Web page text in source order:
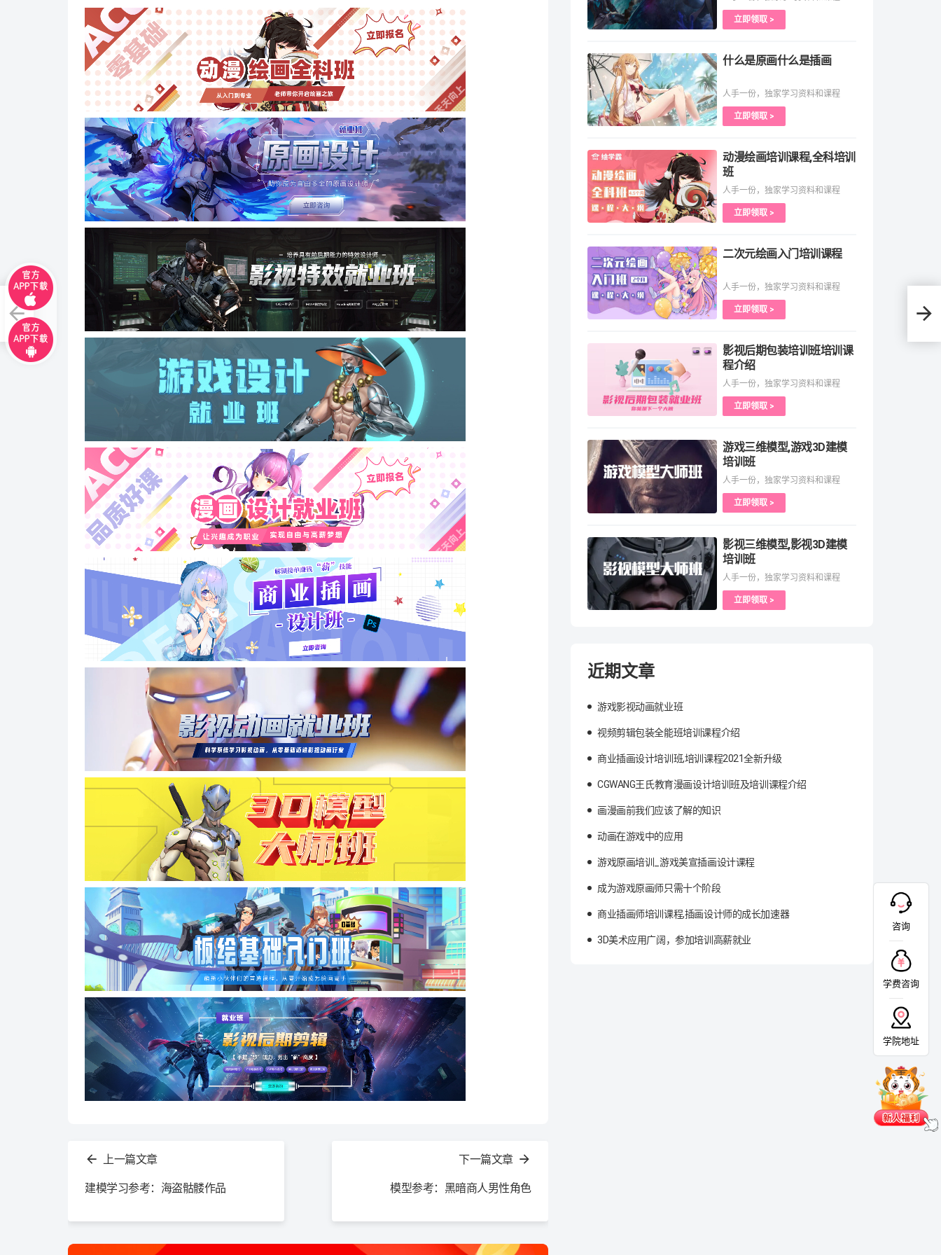
上一篇文章
建模学习参考：海盗骷髅作品
下一篇文章
模型参考：黑暗商人男性角色
模型
立即领取 >
什么是原画什么是插画
人手一份，独家学习资料和课程
立即领取 >
动漫绘画培训课程,全科培训
班
人手一份，独家学习资料和课程
立即领取 >
二次元绘画入门培训课程
人手一份，独家学习资料和课程
立即领取 >
影视后期包装培训班培训课
程介绍
人手一份，独家学习资料和课程
立即领取 >
游戏三维模型,游戏3D建模
培训班
人手一份，独家学习资料和课程
立即领取 >
影视三维模型,影视3D建模
培训班
人手一份，独家学习资料和课程
立即领取 >
近期文章
游戏影视动画就业班
视频剪辑包装全能班培训课程介绍
商业插画设计培训班,培训课程2021全新升级
CGWANG王氏教育漫画设计培训班及培训课程介绍
画漫画前我们应该了解的知识
动画在游戏中的应用
游戏原画培训_游戏美宣插画设计课程
成为游戏原画师只需十个阶段
商业插画师培训课程,插画设计师的成长加速器
3D美术应用广阔，参加培训高薪就业
咨询
学费咨询
学院地址